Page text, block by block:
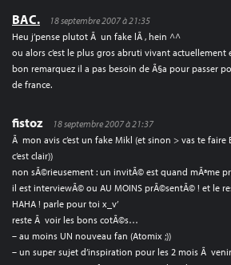
BAC.
18 septembre 2007 à 21:35
Heu j’pense plutot Ã un fake lÃ , hein ^^
ou alors c’est le plus gros abruti vivant
bon remarquez il a pas besoin de Ã§a pour passer
de france.
fistoz
18 septembre 2007 à 21:37
Ã mon avis c’est un fake Mikl (et sinon > vas te faire
c’est clair))
non sÃ©rieusement : un invitÃ© est quand mÃªme
il est interviewÃ© ou AU MOINS prÃ©sentÃ© ! et le
HAHA ! parle pour toi x_v’
reste Ã voir les bons cotÃ©s…
– au moins UN nouveau fan (Atomix ;))
– un super sujet d’inspiration pour les 2 mois Ã venir